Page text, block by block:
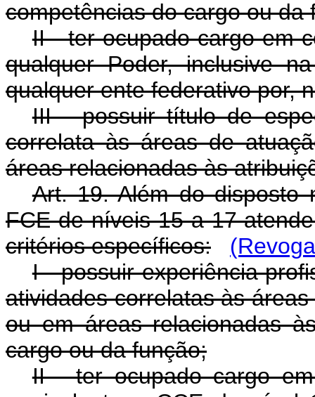
competências do cargo ou da
II - ter ocupado cargo em
qualquer Poder, inclusive
qualquer ente federativo por,
III - possuir título de
correlata às áreas de
áreas relacionadas às
Art. 19. Além do disposto
FCE de níveis 15 a 17
critérios específicos:
I - possuir experiência
atividades correlatas às
ou em áreas relacionadas
cargo ou da função;
II - ter ocupado cargo